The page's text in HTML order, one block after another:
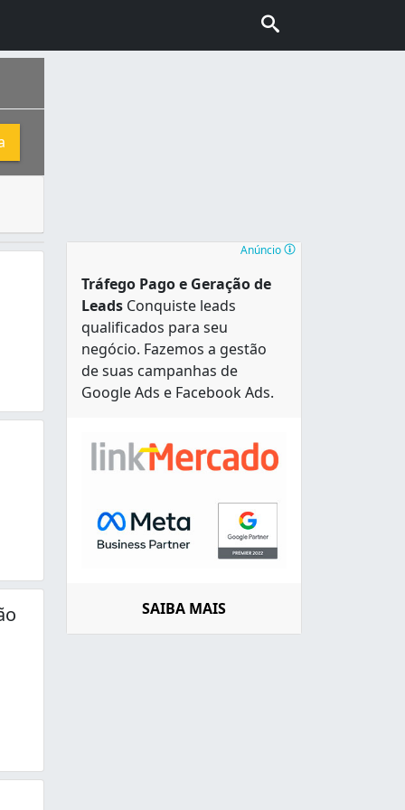
Anúncio
Tráfego Pago e Geração de
Leads Conquiste leads
qualificados para seu
negócio. Fazemos a gestão
de suas campanhas de
Google Ads e Facebook Ads.
SAIBA MAIS